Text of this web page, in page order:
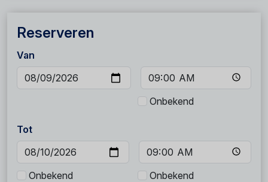
Reserveren
Van
Onbekend
Tot
Onbekend
Onbekend